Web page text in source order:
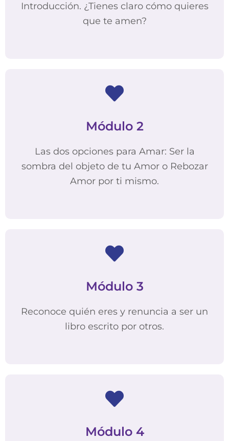
Introducción. ¿Tienes claro cómo quieres
que te amen?
Módulo 2
Las dos opciones para Amar: Ser la
sombra del objeto de tu Amor o Rebozar
Amor por ti mismo.
Módulo 3
Reconoce quién eres y renuncia a ser un
libro escrito por otros.
Módulo 4